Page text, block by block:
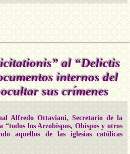
al “Delictis
internos del
sus crímenes
Alfredo Ottaviani, Secretario de la
los Arzobispos, Obispos y otros
aquellos de las iglesias católicas